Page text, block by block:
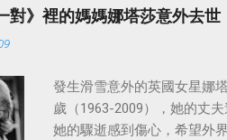
對》裡的媽媽娜塔莎意外去世
發生滑雪意外的英國女星娜
歲（1963-2009），她的丈
她的驟逝感到傷心，希望外